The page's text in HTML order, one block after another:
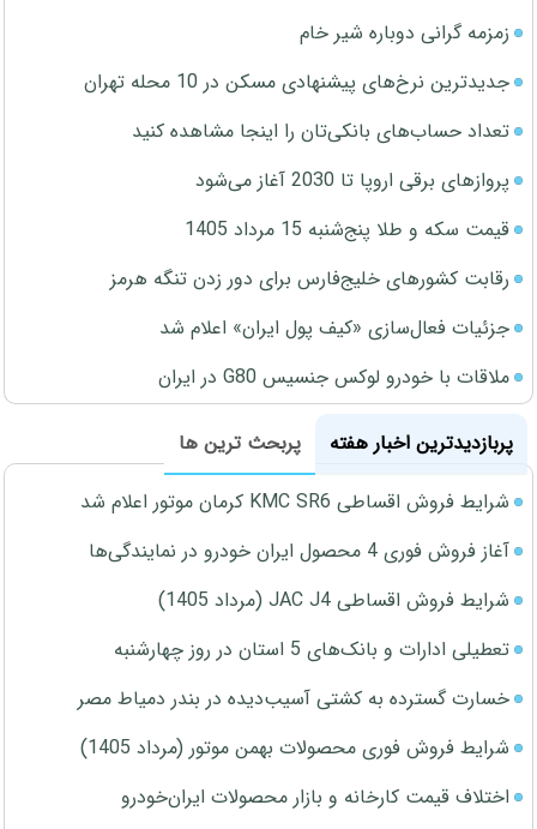
زمزمه گرانی دوباره شیر خام
جدیدترین نرخ‌های پیشنهادی مسکن در 10 محله تهران
تعداد حساب‌های بانکی‌تان را اینجا مشاهده کنید
پروازهای برقی اروپا تا 2030 آغاز می‌شود
قیمت سکه و طلا پنج‌شنبه 15 مرداد 1405
رقابت کشورهای خلیج‌فارس برای دور زدن تنگه هرمز
جزئیات فعال‌سازی «کیف پول ایران» اعلام شد
ملاقات با خودرو لوکس جنسیس G80 در ایران
پربازدیدترین اخبار هفته
پربحث ترین ها
شرایط فروش اقساطی KMC SR6 کرمان موتور اعلام شد
آغاز فروش فوری 4 محصول ایران خودرو در نمایندگی‌ها
شرایط فروش اقساطی JAC J4 (مرداد 1405)
تعطیلی ادارات و بانک‌های 5 استان در روز چهارشنبه
خسارت گسترده به کشتی آسیب‌دیده در بندر دمیاط مصر
شرایط فروش فوری محصولات بهمن موتور (مرداد 1405)
اختلاف قیمت کارخانه و بازار محصولات ایران‌خودرو